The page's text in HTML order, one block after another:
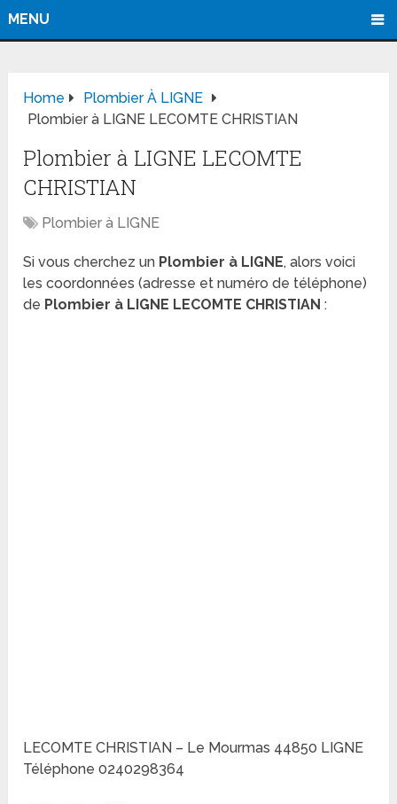
MENU
Home
Plombier À LIGNE
Plombier à LIGNE LECOMTE CHRISTIAN
Plombier à LIGNE LECOMTE
CHRISTIAN
Plombier à LIGNE
Si vous cherchez un Plombier à LIGNE, alors voici
les coordonnées (adresse et numéro de téléphone)
de Plombier à LIGNE LECOMTE CHRISTIAN:
LECOMTE CHRISTIAN – Le Mourmas 44850 LIGNE
Téléphone 0240298364